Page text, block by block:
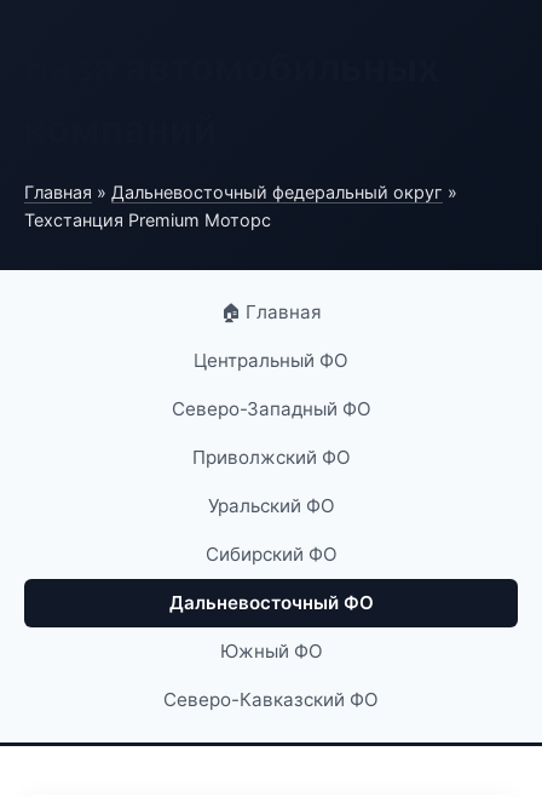
Главная » Дальневосточный федеральный округ »
Техстанция Premium Моторс
🏠 Главная
Центральный ФО
Северо-Западный ФО
Приволжский ФО
Уральский ФО
Сибирский ФО
Дальневосточный ФО
Южный ФО
Северо-Кавказский ФО